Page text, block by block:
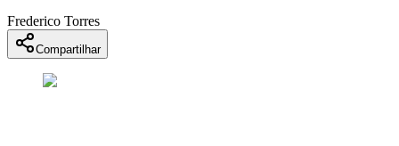
Frederico Torres
Compartilhar